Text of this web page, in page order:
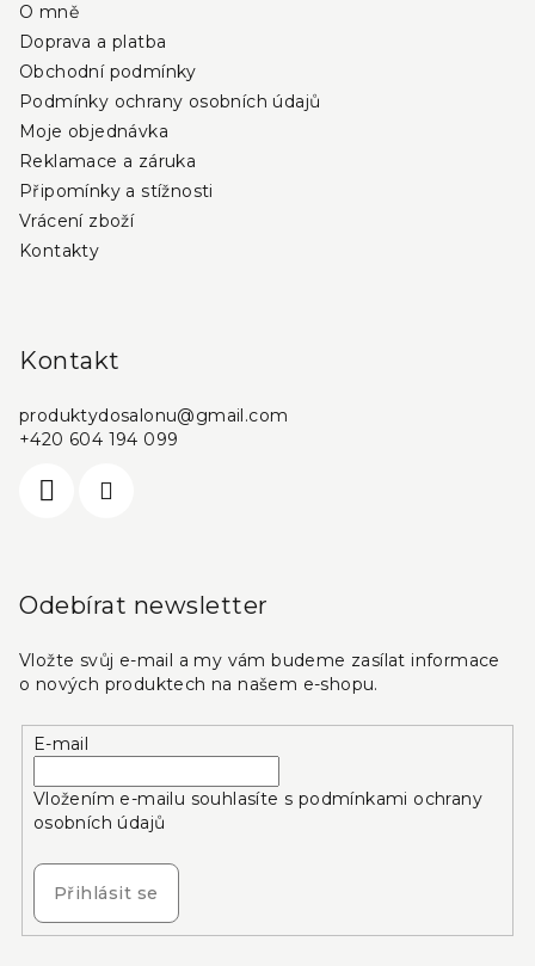
ý
O mně
Doprava a platba
Obchodní podmínky
Podmínky ochrany osobních údajů
Moje objednávka
Reklamace a záruka
Připomínky a stížnosti
Vrácení zboží
Kontakty
Kontakt
produktydosalonu@gmail.com
+420 604 194 099
Odebírat newsletter
Vložte svůj e-mail a my vám budeme zasílat informace
o nových produktech na našem e-shopu.
E-mail
Vložením e-mailu souhlasíte s podmínkami ochrany
osobních údajů
Přihlásit se